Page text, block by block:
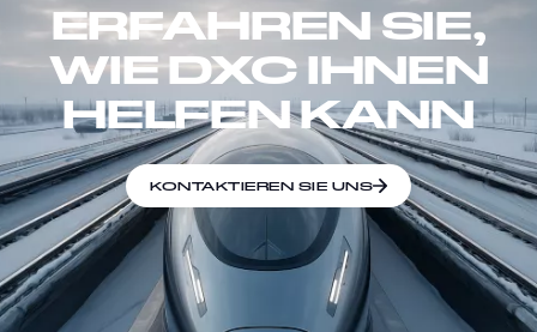
ERFAHREN SIE,
WIE DXC IHNEN
HELFEN KANN
KONTAKTIEREN SIE UNS